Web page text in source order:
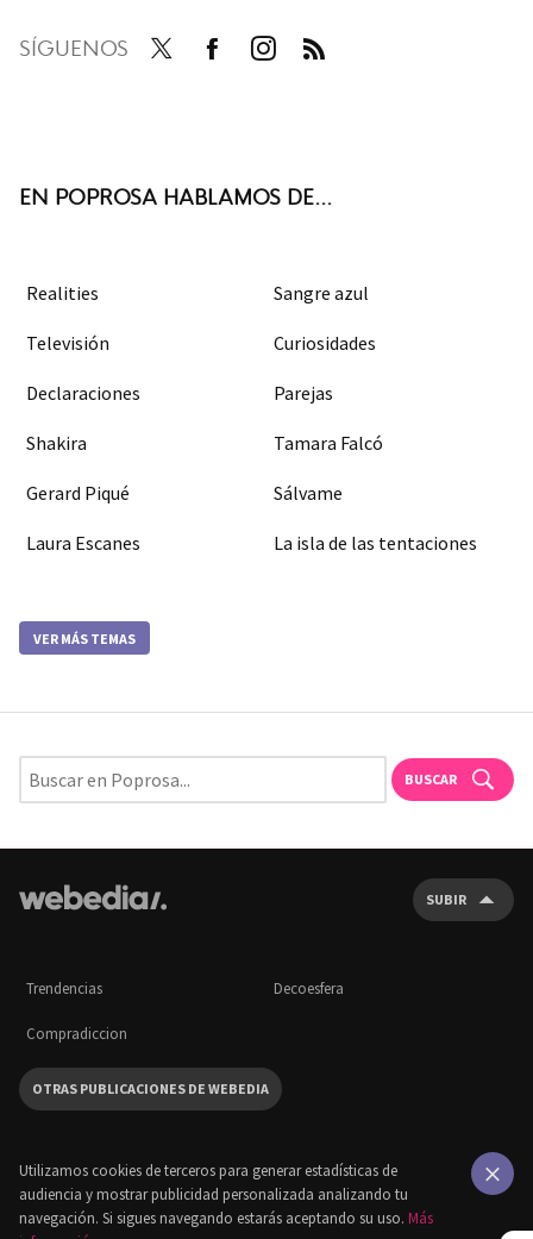
SÍGUENOS
EN POPROSA HABLAMOS DE...
Realities Sangre azul
Televisión Curiosidades
Declaraciones Parejas
Shakira Tamara Falcó
Gerard Piqué Sálvame
Laura Escanes La isla de las tentaciones
VER MÁS TEMAS
BUSCAR
SUBIR
Trendencias Decoesfera
Compradiccion
OTRAS PUBLICACIONES DE WEBEDIA
Utilizamos cookies de terceros para generar estadísticas de
audiencia y mostrar publicidad personalizada analizando tu
navegación. Si sigues navegando estarás aceptando su uso. Más